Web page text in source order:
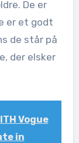
De er
er et godt
de står på
der elsker
Vogue
in